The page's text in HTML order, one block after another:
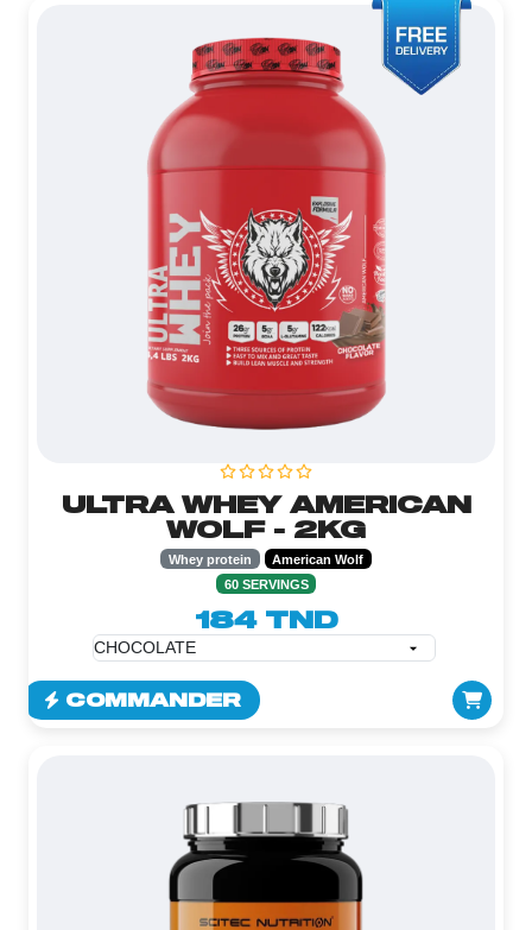
ULTRA WHEY AMERICAN
WOLF - 2KG
Whey protein
American Wolf
60 SERVINGS
184 TND
COMMANDER